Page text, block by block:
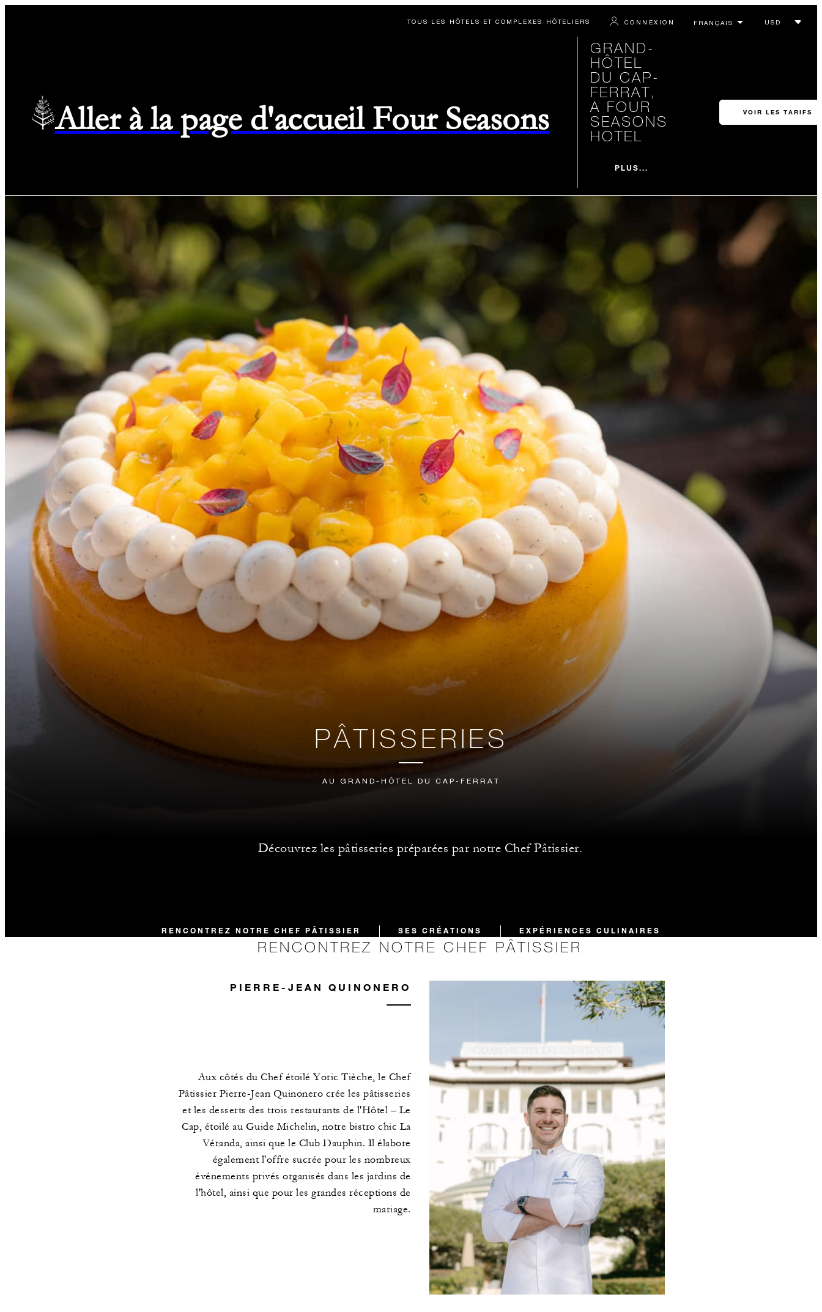
TOUS LES HÔTELS ET COMPLEXES HÔTELIERS CONNEXION
Aller à la page d'accueil Four Seasons
GRAND-
HÔTEL
DU CAP-
FERRAT,
A FOUR
SEASONS
HOTEL
PLUS...
VOIR LES TARIFS
PÂTISSERIES
AU GRAND-HÔTEL DU CAP-FERRAT
Découvrez les pâtisseries préparées par notre Chef Pâtissier.
RENCONTREZ NOTRE CHEF PÂTISSIER SES CRÉATIONS EXPÉRIENCES CULINAIRES
RENCONTREZ NOTRE CHEF PÂTISSIER
PIERRE-JEAN QUINONERO
Aux côtés du Chef étoilé Yoric Tièche, le Chef
Pâtissier Pierre-Jean Quinonero crée les pâtisseries
et les desserts des trois restaurants de l'Hôtel – Le
Cap, étoilé au Guide Michelin, notre bistro chic La
Véranda, ainsi que le Club Dauphin. Il élabore
également l'offre sucrée pour les nombreux
événements privés organisés dans les jardins de
l'hôtel, ainsi que pour les grandes réceptions de
mariage.